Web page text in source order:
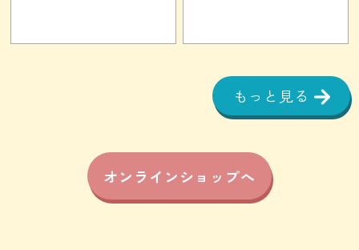
もっと見る
オンラインショップへ